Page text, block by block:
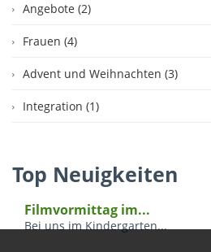
Angebote (2)
Frauen (4)
Advent und Weihnachten (3)
Integration (1)
Top Neuigkeiten
Filmvormittag im...
Bei uns im Kindergarten...